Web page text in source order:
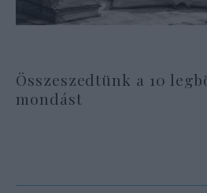
Összeszedtünk a 10
mondást